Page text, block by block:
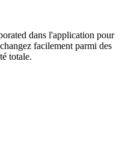
dans l'application pour
facilement parmi des
totale.